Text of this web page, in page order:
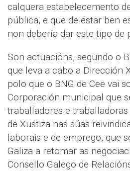
calquera estabelecemento
pública, e que de estar ben
non debería dar este tipo de
Son actuacións, segundo o
que leva a cabo a Dirección
polo que o BNG de Cee vai
Corporación municipal que
traballadores e
de Xustiza nas súas
laborais e de emprego, que
Galiza a retomar as
Consello Galego de